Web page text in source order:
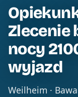
Zlecenie
nocy
wyjazd
Weilheim ·